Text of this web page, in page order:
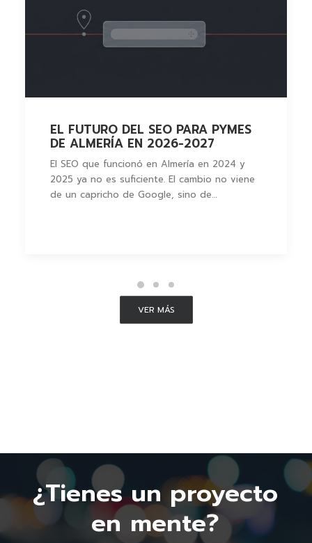
EL FUTURO DEL SEO PARA PYMES
DE ALMERÍA EN 2026-2027
El SEO que funcionó en Almería en 2024 y
2025 ya no es suficiente. El cambio no viene
de un capricho de Google, sino de…
VER MÁS
¿Tienes un proyecto
en mente?